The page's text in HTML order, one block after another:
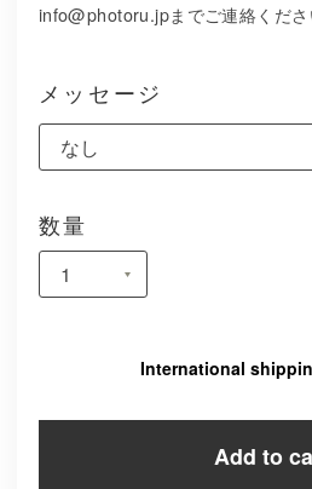
info@photoru.jpまでご連絡くださ
メッセージ
数量
International
Add to